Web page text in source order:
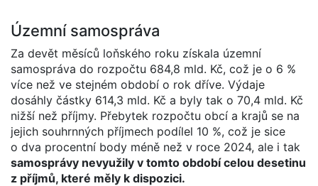
Územní samospráva
Za devět měsíců loňského roku získala územní
samospráva do rozpočtu 684,8 mld. Kč, což je o 6 %
více než ve stejném období o rok dříve. Výdaje
dosáhly částky 614,3 mld. Kč a byly tak o 70,4 mld. Kč
nižší než příjmy. Přebytek rozpočtu obcí a krajů se na
jejich souhrnných příjmech podílel 10 %, což je sice
o dva procentní body méně než v roce 2024, ale i tak
samosprávy nevyužily v tomto období celou desetinu
z příjmů, které měly k dispozici.